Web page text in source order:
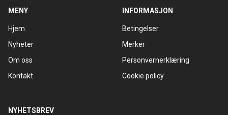
MENY
Hjem
Nyheter
Om oss
Kontakt
INFORMASJON
Betingelser
Merker
Personvernerklæring
Cookie policy
NYHETSBREV